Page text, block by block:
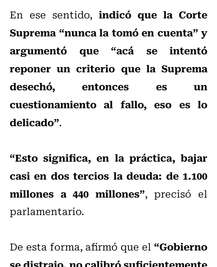
En ese sentido, indicó que la Corte
Suprema “nunca la tomó en cuenta” y
argumentó que “acá se intentó
reponer un criterio que la Suprema
desechó, entonces es un
cuestionamiento al fallo, eso es lo
delicado”.
“Esto significa, en la práctica, bajar
casi en dos tercios la deuda: de 1.100
millones a 440 millones”, precisó el
parlamentario.
De esta forma, afirmó que el“Gobierno